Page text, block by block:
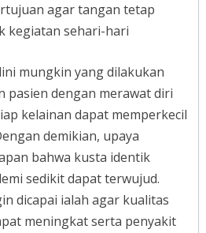
agar tangan tetap
kegiatan sehari-hari
mungkin yang dilakukan
pasien dengan merawat diri
kelainan dapat memperkecil
demikian, upaya
bahwa kusta identik
sedikit dapat terwujud.
dicapai ialah agar kualitas
meningkat serta penyakit